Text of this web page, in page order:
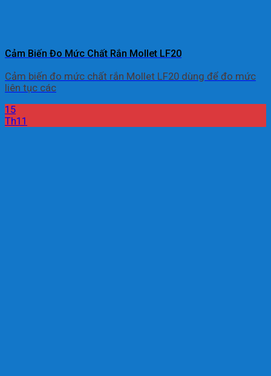
Cảm Biến Đo Mức Chất Rắn Mollet LF20
Cảm biến đo mức chất rắn Mollet LF20 dùng để đo mức
liên tục các
15
Th11